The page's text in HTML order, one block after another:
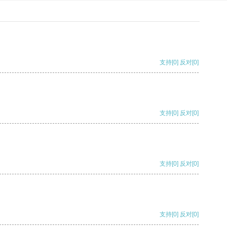
支持[0] 反对[0]
支持[0] 反对[0]
支持[0] 反对[0]
支持[0] 反对[0]